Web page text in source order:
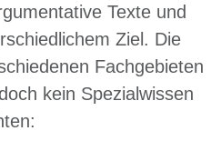
Texte und
Ziel. Die
Fachgebieten
kein Spezialwissen